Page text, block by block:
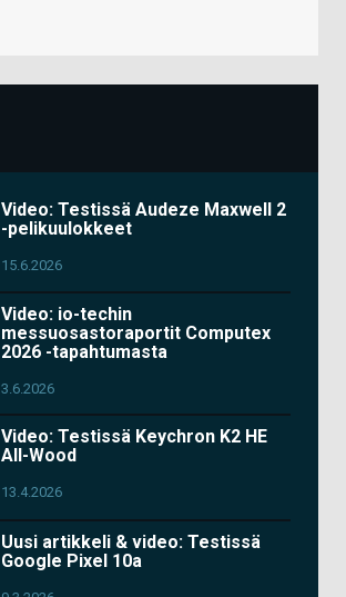
Video: Testissä Audeze Maxwell 2
-pelikuulokkeet
15.6.2026
Video: io-techin
messuosastoraportit Computex
2026 -tapahtumasta
3.6.2026
Video: Testissä Keychron K2 HE
All-Wood
13.4.2026
Uusi artikkeli & video: Testissä
Google Pixel 10a